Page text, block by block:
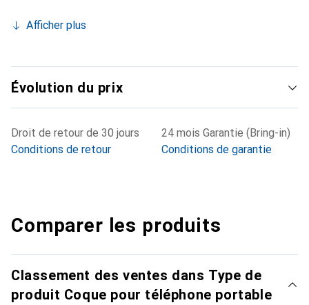
Afficher plus
Évolution du prix
Droit de retour de 30 jours
Conditions de retour
24 mois Garantie (Bring-in)
Conditions de garantie
Comparer les produits
Classement des ventes dans Type de
produit Coque pour téléphone portable